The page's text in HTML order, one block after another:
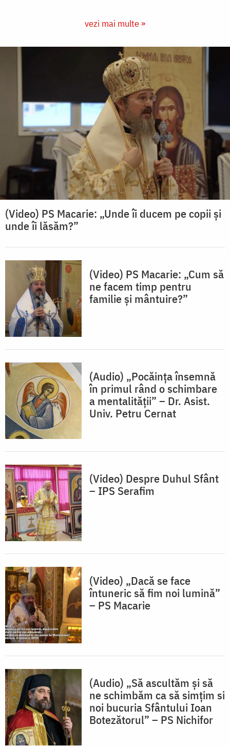
vezi mai multe »
(Video) PS Macarie: „Unde îi ducem pe copii și
unde îi lăsăm?”
(Video) PS Macarie: „Cum să
ne facem timp pentru
familie și mântuire?”
(Audio) „Pocăința însemnă
în primul rând o schimbare
a mentalității” – Dr. Asist.
Univ. Petru Cernat
(Video) Despre Duhul Sfânt
– IPS Serafim
(Video) „Dacă se face
întuneric să fim noi lumină”
– PS Macarie
(Audio) „Să ascultăm și să
ne schimbăm ca să simțim si
noi bucuria Sfântului Ioan
Botezătorul” – PS Nichifor